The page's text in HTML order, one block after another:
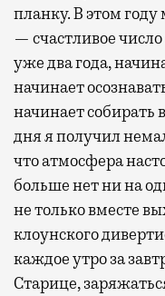
планку. В этом
— счастливое
уже два года,
начинает
начинает собирать
дня я получил
что атмосфера
больше нет ни на
не только вместе
клоунского
каждое утро за
Старице,